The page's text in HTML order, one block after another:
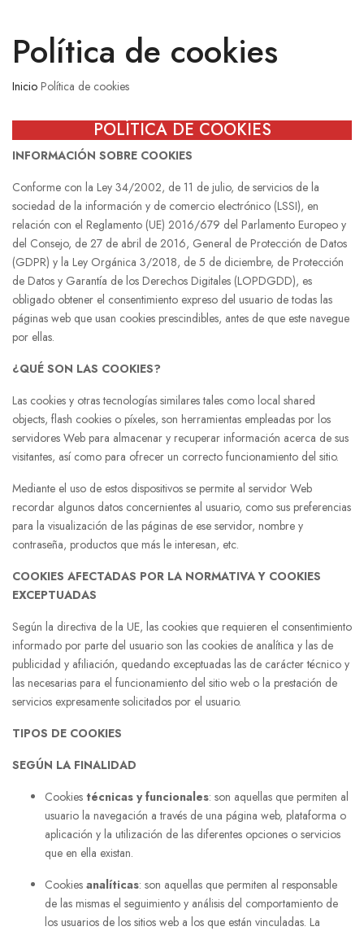
Política de cookies
Inicio Política de cookies
POLÍTICA DE COOKIES
INFORMACIÓN SOBRE COOKIES
Conforme con la Ley 34/2002, de 11 de julio, de servicios de la
sociedad de la información y de comercio electrónico (LSSI), en
relación con el Reglamento (UE) 2016/679 del Parlamento Europeo y
del Consejo, de 27 de abril de 2016, General de Protección de Datos
(GDPR) y la Ley Orgánica 3/2018, de 5 de diciembre, de Protección
de Datos y Garantía de los Derechos Digitales (LOPDGDD), es
obligado obtener el consentimiento expreso del usuario de todas las
páginas web que usan cookies prescindibles, antes de que este navegue
por ellas.
¿QUÉ SON LAS COOKIES?
Las cookies y otras tecnologías similares tales como local shared
objects, flash cookies o píxeles, son herramientas empleadas por los
servidores Web para almacenar y recuperar información acerca de sus
visitantes, así como para ofrecer un correcto funcionamiento del sitio.
Mediante el uso de estos dispositivos se permite al servidor Web
recordar algunos datos concernientes al usuario, como sus preferencias
para la visualización de las páginas de ese servidor, nombre y
contraseña, productos que más le interesan, etc.
COOKIES AFECTADAS POR LA NORMATIVA Y COOKIES
EXCEPTUADAS
Según la directiva de la UE, las cookies que requieren el consentimiento
informado por parte del usuario son las cookies de analítica y las de
publicidad y afiliación, quedando exceptuadas las de carácter técnico y
las necesarias para el funcionamiento del sitio web o la prestación de
servicios expresamente solicitados por el usuario.
TIPOS DE COOKIES
SEGÚN LA FINALIDAD
Cookies técnicas y funcionales: son aquellas que permiten al
usuario la navegación a través de una página web, plataforma o
aplicación y la utilización de las diferentes opciones o servicios
que en ella existan.
Cookies analíticas: son aquellas que permiten al responsable
de las mismas el seguimiento y análisis del comportamiento de
los usuarios de los sitios web a los que están vinculadas. La